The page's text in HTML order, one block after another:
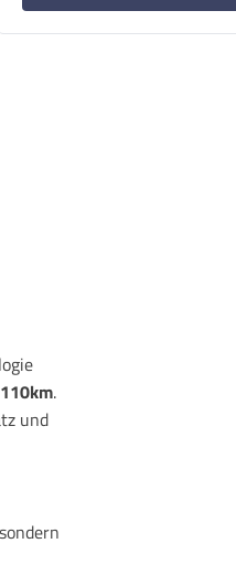
110km.
und